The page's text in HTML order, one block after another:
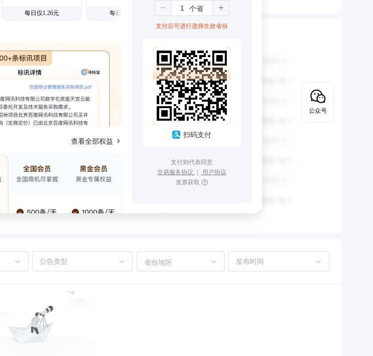
每日仅1.26元 每日仅1.08元
查看全部权益
支付后可进行选择生效省份
扫码支付
支付则代表同意
交易服务协议 ｜ 用户协议
发票获取
省份地区
公众号